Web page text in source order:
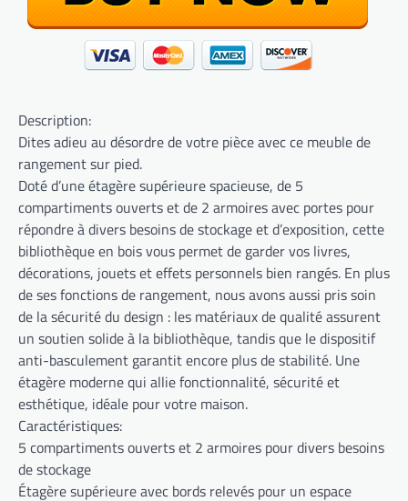
Description:
Dites adieu au désordre de votre pièce avec ce meuble de
rangement sur pied.
Doté d’une étagère supérieure spacieuse, de 5
compartiments ouverts et de 2 armoires avec portes pour
répondre à divers besoins de stockage et d’exposition, cette
bibliothèque en bois vous permet de garder vos livres,
décorations, jouets et effets personnels bien rangés. En plus
de ses fonctions de rangement, nous avons aussi pris soin
de la sécurité du design : les matériaux de qualité assurent
un soutien solide à la bibliothèque, tandis que le dispositif
anti-basculement garantit encore plus de stabilité. Une
étagère moderne qui allie fonctionnalité, sécurité et
esthétique, idéale pour votre maison.
Caractéristiques:
5 compartiments ouverts et 2 armoires pour divers besoins
de stockage
Étagère supérieure avec bords relevés pour un espace